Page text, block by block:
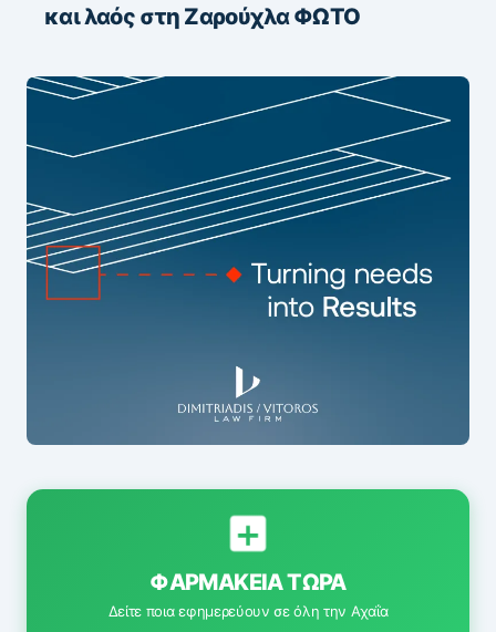
και λαός στη Ζαρούχλα ΦΩΤΟ
ΦΑΡΜΑΚΕΊΑ ΤΏΡΑ
Δείτε ποια εφημερεύουν σε όλη την Αχαΐα